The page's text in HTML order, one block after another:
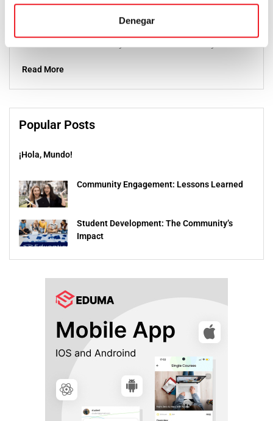
Denegar
Lorem Ipsum is simply dummy text of the
printing and typesetting industry. Lorem Ipsum
has been the industry’s standard dummy...
Read More
Popular Posts
¡Hola, Mundo!
Community Engagement: Lessons Learned
Student Development: The Community’s
Impact